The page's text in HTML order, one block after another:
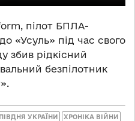
пілот БПЛА-
«Усуль» під час свого
збив рідкісний
безпілотник
УКРАЇНИ ХРОНІКА ВІЙНИ